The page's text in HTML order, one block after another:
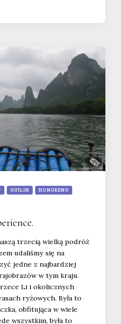
GUILIN HONGKENG
trzecią wielką podróż
udaliśmy się na
jedne z najbardziej
w tym kraju.
Li i okolicznych
ryżowych. Była to
obfitująca w wiele
wszystkim, była to